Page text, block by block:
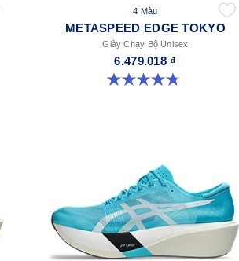
4 Màu
METASPEED EDGE TOKYO
Giày Chạy Bộ Unisex
6.479.018 ₫
4.8 trong số 5 sao. 469 đánh giá